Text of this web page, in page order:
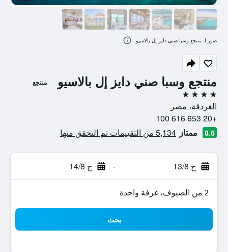
منتجع وسبا صني دايز إل بالاسيو منتجع
4 نجوم
الغردقة، مصر
+20 653 616 100
8.6 ممتاز 5,134 من التقييمات تم التحقق منها
خ 13/8 - ج 14/8
2 من الضيوف، غرفة واحدة
بحث
صور لـ منتجع وسبا صني دايز إل بالاسيو